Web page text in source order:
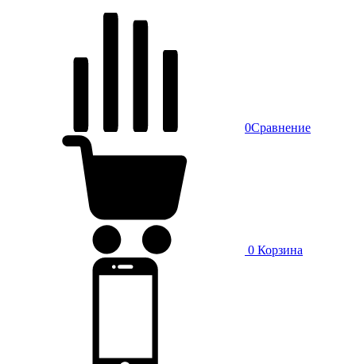
0Сравнение
0 Корзина